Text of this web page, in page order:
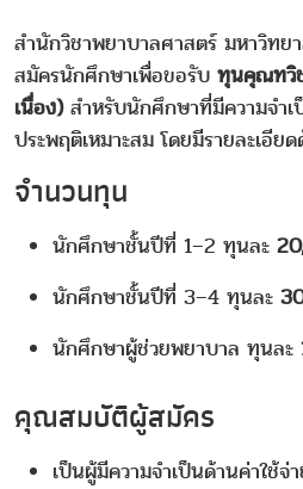
สำนักวิชาพยาบาลศาสตร์ มหาวิทย
สมัครนักศึกษาเพื่อขอรับ ทุนคุณทวิ
เนื่อง)สำหรับนักศึกษาที่มีความจำเ
ประพฤติเหมาะสม โดยมีรายละเอีย
จำนวนทุน
นักศึกษาชั้นปีที่ 1–2 ทุนละ
นักศึกษาชั้นปีที่ 3–4 ทุนละ
นักศึกษาผู้ช่วยพยาบาล ทุนละ
คุณสมบัติผู้สมัคร
เป็นผู้มีความจำเป็นด้านค่าใช้จ่